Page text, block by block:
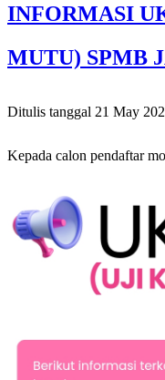
INFORMASI
MUTU) SPMB
Ditulis tanggal 21 May
Kepada calon pendaftar